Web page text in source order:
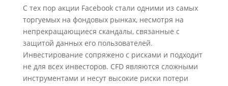
С тех пор акции Facebook стали одними из самых
торгуемых на фондовых рынках, несмотря на
непрекращающиеся скандалы, связанные с
защитой данных его пользователей.
Инвестирование сопряжено с рисками и подходит
не для всех инвесторов. CFD являются сложными
инструментами и несут высокие риски потери